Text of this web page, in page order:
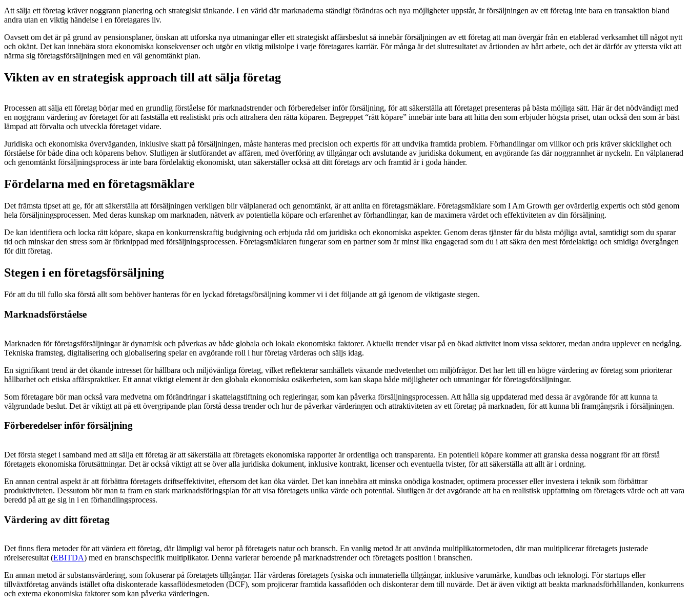
Att sälja ett företag kräver noggrann planering och strategiskt tänkande. I en värld där marknaderna ständigt förändras och nya möjligheter uppstår, är försäljningen av ett företag inte bara en transaktion bland
andra utan en viktig händelse i en företagares liv.
Oavsett om det är på grund av pensionsplaner, önskan att utforska nya utmaningar eller ett strategiskt affärsbeslut så innebär försäljningen av ett företag att man övergår från en etablerad verksamhet till något nytt
och okänt. Det kan innebära stora ekonomiska konsekvenser och utgör en viktig milstolpe i varje företagares karriär. För många är det slutresultatet av årtionden av hårt arbete, och det är därför av yttersta vikt att
närma sig företagsförsäljningen med en väl genomtänkt plan.
Vikten av en strategisk approach till att sälja företag
Processen att sälja ett företag börjar med en grundlig förståelse för marknadstrender och förberedelser inför försäljning, för att säkerställa att företaget presenteras på bästa möjliga sätt. Här är det nödvändigt med
en noggrann värdering av företaget för att fastställa ett realistiskt pris och attrahera den rätta köparen. Begreppet “rätt köpare” innebär inte bara att hitta den som erbjuder högsta priset, utan också den som är bäst
lämpad att förvalta och utveckla företaget vidare.
Juridiska och ekonomiska överväganden, inklusive skatt på försäljningen, måste hanteras med precision och expertis för att undvika framtida problem. Förhandlingar om villkor och pris kräver skicklighet och
förståelse för både dina och köparens behov. Slutligen är slutförandet av affären, med överföring av tillgångar och avslutande av juridiska dokument, en avgörande fas där noggrannhet är nyckeln. En välplanerad
och genomtänkt försäljningsprocess är inte bara fördelaktig ekonomiskt, utan säkerställer också att ditt företags arv och framtid är i goda händer.
Fördelarna med en företagsmäklare
Det främsta tipset att ge, för att säkerställa att försäljningen verkligen blir välplanerad och genomtänkt, är att anlita en företagsmäklare. Företagsmäklare som I Am Growth ger ovärderlig expertis och stöd genom
hela försäljningsprocessen. Med deras kunskap om marknaden, nätverk av potentiella köpare och erfarenhet av förhandlingar, kan de maximera värdet och effektiviteten av din försäljning.
De kan identifiera och locka rätt köpare, skapa en konkurrenskraftig budgivning och erbjuda råd om juridiska och ekonomiska aspekter. Genom deras tjänster får du bästa möjliga avtal, samtidigt som du sparar
tid och minskar den stress som är förknippad med försäljningsprocessen. Företagsmäklaren fungerar som en partner som är minst lika engagerad som du i att säkra den mest fördelaktiga och smidiga övergången
för ditt företag.
Stegen i en företagsförsäljning
För att du till fullo ska förstå allt som behöver hanteras för en lyckad företagsförsäljning kommer vi i det följande att gå igenom de viktigaste stegen.
Marknadsförståelse
Marknaden för företagsförsäljningar är dynamisk och påverkas av både globala och lokala ekonomiska faktorer. Aktuella trender visar på en ökad aktivitet inom vissa sektorer, medan andra upplever en nedgång.
Tekniska framsteg, digitalisering och globalisering spelar en avgörande roll i hur företag värderas och säljs idag.
En signifikant trend är det ökande intresset för hållbara och miljövänliga företag, vilket reflekterar samhällets växande medvetenhet om miljöfrågor. Det har lett till en högre värdering av företag som prioriterar
hållbarhet och etiska affärspraktiker. Ett annat viktigt element är den globala ekonomiska osäkerheten, som kan skapa både möjligheter och utmaningar för företagsförsäljningar.
Som företagare bör man också vara medvetna om förändringar i skattelagstiftning och regleringar, som kan påverka försäljningsprocessen. Att hålla sig uppdaterad med dessa är avgörande för att kunna ta
välgrundade beslut. Det är viktigt att på ett övergripande plan förstå dessa trender och hur de påverkar värderingen och attraktiviteten av ett företag på marknaden, för att kunna bli framgångsrik i försäljningen.
Förberedelser inför försäljning
Det första steget i samband med att sälja ett företag är att säkerställa att företagets ekonomiska rapporter är ordentliga och transparenta. En potentiell köpare kommer att granska dessa noggrant för att förstå
företagets ekonomiska förutsättningar. Det är också viktigt att se över alla juridiska dokument, inklusive kontrakt, licenser och eventuella tvister, för att säkerställa att allt är i ordning.
En annan central aspekt är att förbättra företagets driftseffektivitet, eftersom det kan öka värdet. Det kan innebära att minska onödiga kostnader, optimera processer eller investera i teknik som förbättrar
produktiviteten. Dessutom bör man ta fram en stark marknadsföringsplan för att visa företagets unika värde och potential. Slutligen är det avgörande att ha en realistisk uppfattning om företagets värde och att vara
beredd på att ge sig in i en förhandlingsprocess.
Värdering av ditt företag
Det finns flera metoder för att värdera ett företag, där lämpligt val beror på företagets natur och bransch. En vanlig metod är att använda multiplikatormetoden, där man multiplicerar företagets justerade
rörelseresultat (EBITDA) med en branschspecifik multiplikator. Denna varierar beroende på marknadstrender och företagets position i branschen.
En annan metod är substansvärdering, som fokuserar på företagets tillgångar. Här värderas företagets fysiska och immateriella tillgångar, inklusive varumärke, kundbas och teknologi. För startups eller
tillväxtföretag används istället ofta diskonterade kassaflödesmetoden (DCF), som projicerar framtida kassaflöden och diskonterar dem till nuvärde. Det är även viktigt att beakta marknadsförhållanden, konkurrens
och externa ekonomiska faktorer som kan påverka värderingen.